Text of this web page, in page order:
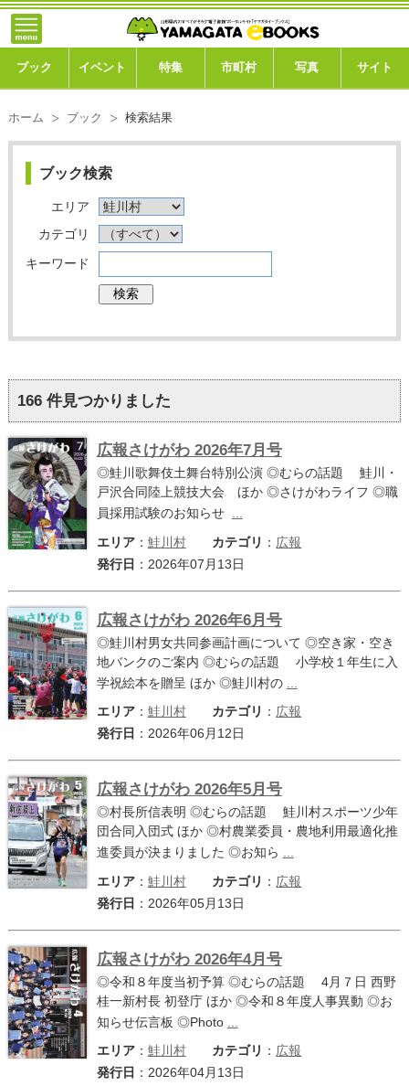
ブック イベント 特集 市町村 写真 サイト
ホーム ブック 検索結果
ブック検索
エリア
カテゴリ
キーワード
166件見つかりました
広報さけがわ 2026年7月号
◎鮭川歌舞伎土舞台特別公演 ◎むらの話題 鮭川・
戸沢合同陸上競技大会 ほか ◎さけがわライフ ◎職
員採用試験のお知らせ ...
エリア： 鮭川村 カテゴリ ： 広報
発行日 ：2026年07月13日
広報さけがわ 2026年6月号
◎鮭川村男女共同参画計画について ◎空き家・空き
地バンクのご案内 ◎むらの話題 小学校１年生に入
学祝絵本を贈呈 ほか ◎鮭川村の
エリア： 鮭川村 カテゴリ ： 広報
発行日 ：2026年06月12日
広報さけがわ 2026年5月号
◎村長所信表明 ◎むらの話題 鮭川村スポーツ少年
団合同入団式 ほか ◎村農業委員・農地利用最適化推
進委員が決まりました ◎お知ら ...
エリア： 鮭川村 カテゴリ ： 広報
発行日 ：2026年05月13日
広報さけがわ 2026年4月号
◎令和８年度当初予算 ◎むらの話題 4月７日 西野
桂一新村長 初登庁 ほか ◎令和８年度人事異動 ◎お
知らせ伝言板 ◎Photo
エリア： 鮭川村 カテゴリ ： 広報
発行日 ：2026年04月13日
トップ
ブック
特集
市町村
写真ギャラリー
このサイトについて
よくある質問
サイトマップ
お問い合わせ
掲載の方法
個人情報保護方針
動作環境
リンク集